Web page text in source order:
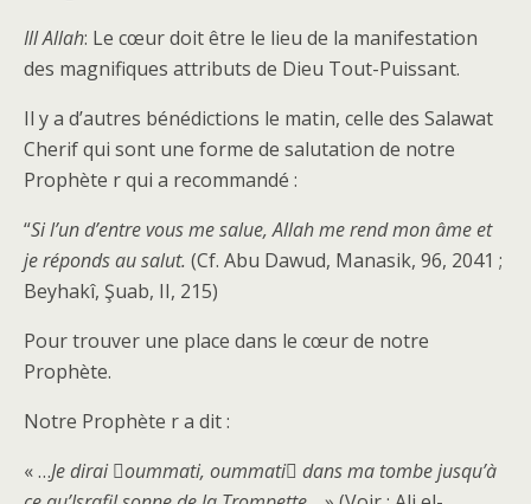
Ill Allah: Le cœur doit être le lieu de la manifestation
des magnifiques attributs de Dieu Tout-Puissant.
Il y a d’autres bénédictions le matin, celle des Salawat
Cherif qui sont une forme de salutation de notre
Prophète r qui a recommandé :
“Si l’un d’entre vous me salue, Allah me rend mon âme et
je réponds au salut. (Cf. Abu Dawud, Manasik, 96, 2041 ;
Beyhakî, Şuab, II, 215)
Pour trouver une place dans le cœur de notre
Prophète.
Notre Prophète r a dit :
« …Je dirai oummati, oummati dans ma tombe jusqu’à